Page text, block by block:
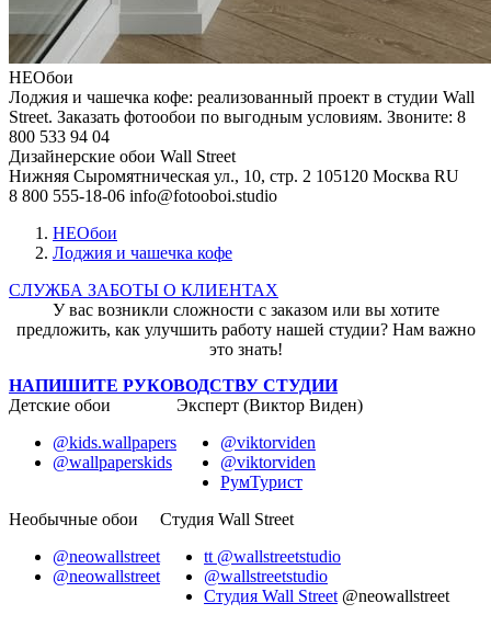
НЕОбои
Лоджия и чашечка кофе: реализованный проект в студии Wall
Street. Заказать фотообои по выгодным условиям. Звоните: 8
800 533 94 04
Дизайнерские обои Wall Street
Нижняя Сыромятническая ул., 10, стр. 2 105120 Москва RU
8 800 555-18-06 info@fotooboi.studio
НЕОбои
Лоджия и чашечка кофе
СЛУЖБА ЗАБОТЫ О КЛИЕНТАХ
У вас возникли сложности с заказом или вы хотите
предложить, как улучшить работу нашей студии? Нам важно
это знать!
НАПИШИТЕ РУКОВОДСТВУ СТУДИИ
Детские обои
@kids.wallpapers
@wallpaperskids
Эксперт (Виктор Виден)
@viktorviden
@viktorviden
РумТурист
Необычные обои
@neowallstreet
@neowallstreet
Студия Wall Street
tt @wallstreetstudio
@wallstreetstudio
Студия Wall Street @neowallstreet